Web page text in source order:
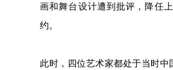
画和舞台设计遭到批评，降任
约。
此时，四位艺术家都处于当时中